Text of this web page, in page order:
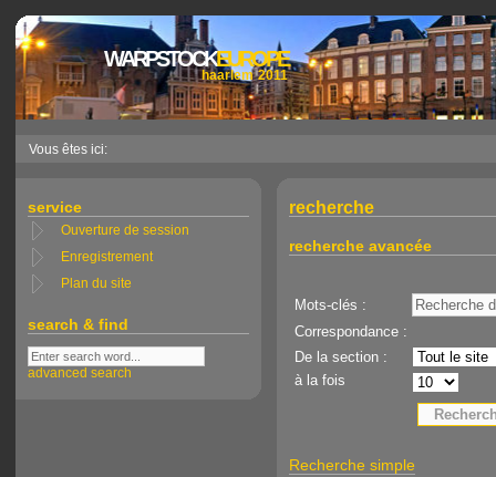
WARPSTOCKEUROPE
haarlem 2011
Vous êtes ici:
service
Ouverture de session
Enregistrement
Plan du site
search & find
advanced search
recherche
recherche avancée
Mots-clés :
Correspondance :
De la section :
à la fois
Recherche simple